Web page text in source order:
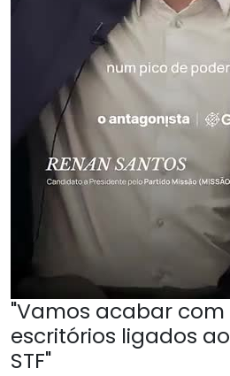
"Vamos acabar
escritórios ligados
STF"